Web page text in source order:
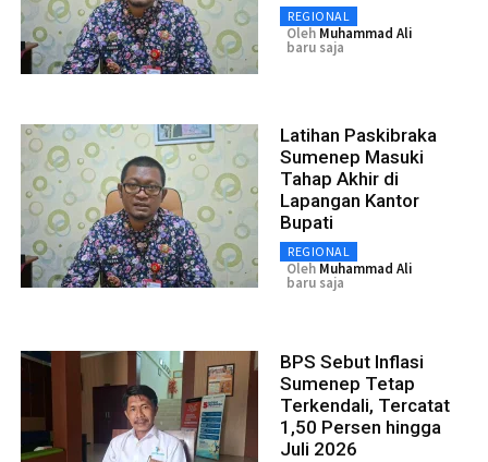
REGIONAL
Oleh Muhammad Ali
baru saja
Latihan Paskibraka
Sumenep Masuki
Tahap Akhir di
Lapangan Kantor
Bupati
REGIONAL
Oleh Muhammad Ali
baru saja
BPS Sebut Inflasi
Sumenep Tetap
Terkendali, Tercatat
1,50 Persen hingga
Juli 2026